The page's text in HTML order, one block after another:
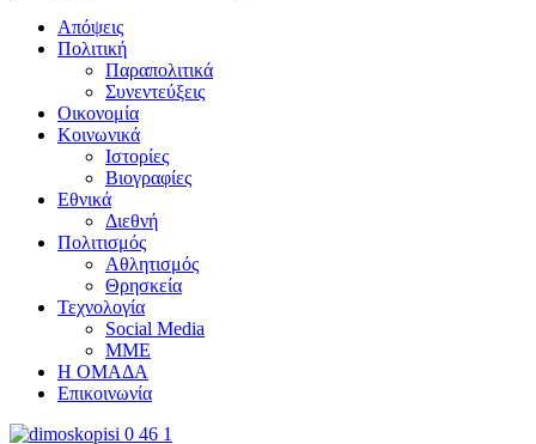
Απόψεις
Πολιτική
Παραπολιτικά
Συνεντεύξεις
Οικονομία
Κοινωνικά
Ιστορίες
Βιογραφίες
Εθνικά
Διεθνή
Πολιτισμός
Αθλητισμός
Θρησκεία
Τεχνολογία
Social Media
ΜΜΕ
Η ΟΜΑΔΑ
Επικοινωνία